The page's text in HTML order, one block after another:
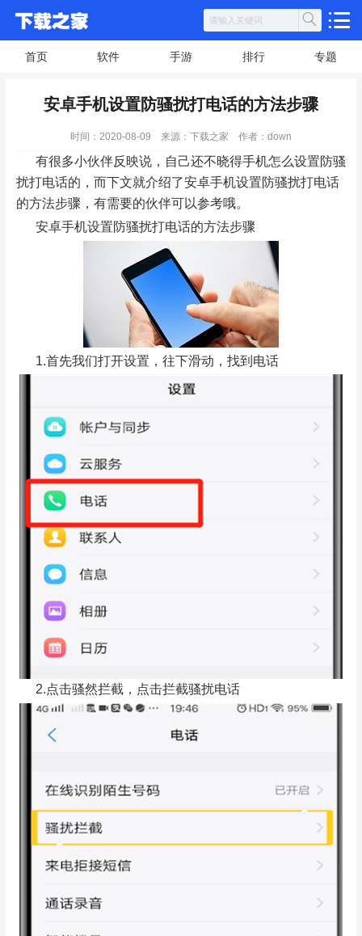
首页 软件 手游 排行 专题
安卓手机设置防骚扰打电话的方法步骤
时间：2020-08-09 来源：下载之家 作者：down
有很多小伙伴反映说，自己还不晓得手机怎么设置防骚
扰打电话的，而下文就介绍了安卓手机设置防骚扰打电话
的方法步骤，有需要的伙伴可以参考哦。
安卓手机设置防骚扰打电话的方法步骤
1.首先我们打开设置，往下滑动，找到电话
2.点击骚然拦截，点击拦截骚扰电话